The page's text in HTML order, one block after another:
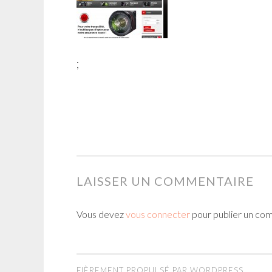
;
LAISSER UN COMMENTAIRE
Vous devezvous connecter pour publier un